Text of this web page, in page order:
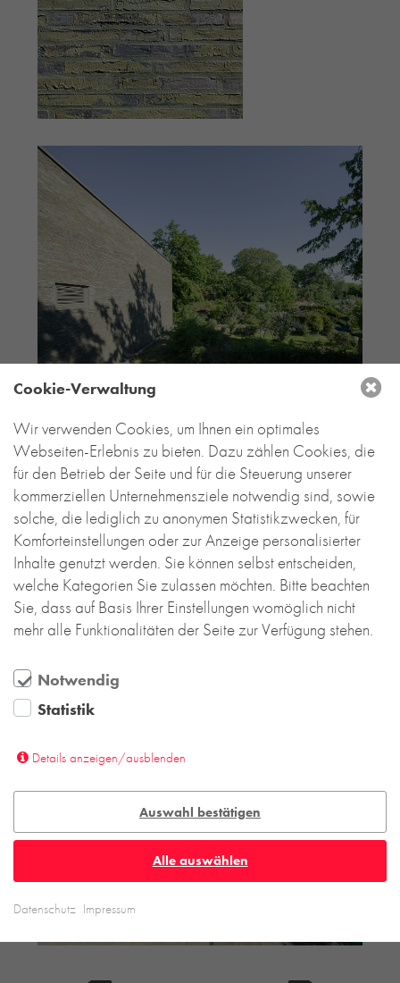
Cookie-Verwaltung
Wir verwenden Cookies, um Ihnen ein optimales
Webseiten-Erlebnis zu bieten. Dazu zählen Cookies, die
für den Betrieb der Seite und für die Steuerung unserer
kommerziellen Unternehmensziele notwendig sind, sowie
solche, die lediglich zu anonymen Statistikzwecken, für
Komforteinstellungen oder zur Anzeige personalisierter
Inhalte genutzt werden. Sie können selbst entscheiden,
welche Kategorien Sie zulassen möchten. Bitte beachten
Sie, dass auf Basis Ihrer Einstellungen womöglich nicht
mehr alle Funktionalitäten der Seite zur Verfügung stehen.
Notwendig
Statistik
Details anzeigen/ausblenden
Auswahl bestätigen
Alle auswählen
Datenschutz Impressum